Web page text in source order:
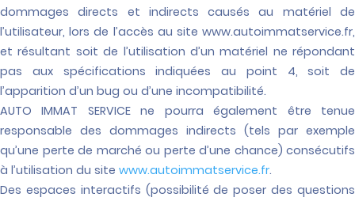
dommages directs et indirects causés au matériel de
l’utilisateur, lors de l’accès au site www.autoimmatservice.fr,
et résultant soit de l’utilisation d’un matériel ne répondant
pas aux spécifications indiquées au point 4, soit de
l’apparition d’un bug ou d’une incompatibilité.
AUTO IMMAT SERVICE ne pourra également être tenue
responsable des dommages indirects (tels par exemple
qu’une perte de marché ou perte d’une chance) consécutifs
à l’utilisation du site www.autoimmatservice.fr.
Des espaces interactifs (possibilité de poser des questions